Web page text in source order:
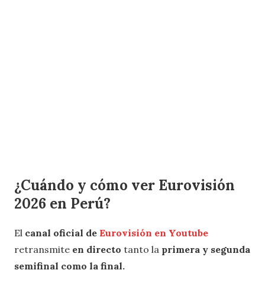
¿Cuándo y cómo ver Eurovisión
2026 en Perú?
El canal oficial de Eurovisión en Youtube
retransmite en directo tanto la primera y segunda
semifinal como la final.